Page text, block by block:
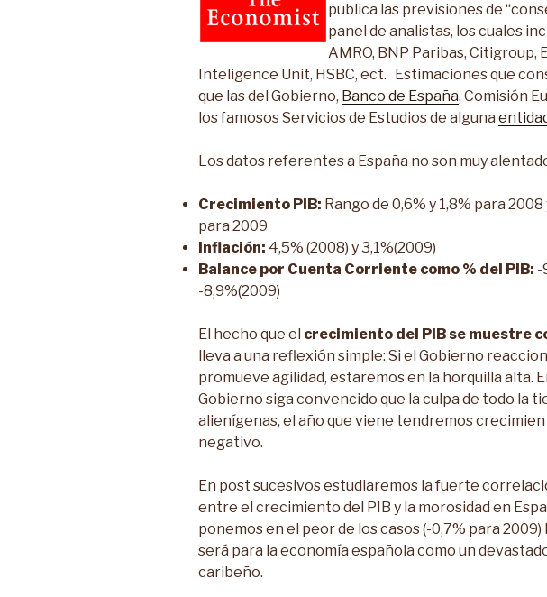
publica las previsiones de
panel de analistas, los cuales
AMRO, BNP Paribas, Citigroup,
Inteligence Unit, HSBC, ect. Estimaciones que
que las del Gobierno, Banco de España, Comisión
los famosos Servicios de Estudios de alguna
Los datos referentes a España no son muy
Crecimiento PIB: Rango de 0,6% y 1,8% para 2008
para 2009
Inflación: 4,5% (2008) y 3,1%(2009)
Balance por Cuenta Corriente como % del PIB: -
-8,9%(2009)
El hecho que el crecimiento del PIB se muestre
lleva a una reflexión simple: Si el Gobierno
promueve agilidad, estaremos en la horquilla alta.
Gobierno siga convencido que la culpa de todo la
alienígenas, el año que viene tendremos
negativo.
En post sucesivos estudiaremos la fuerte
entre el crecimiento del PIB y la morosidad en
ponemos en el peor de los casos (-0,7% para 2009)
será para la economía española como un
caribeño.